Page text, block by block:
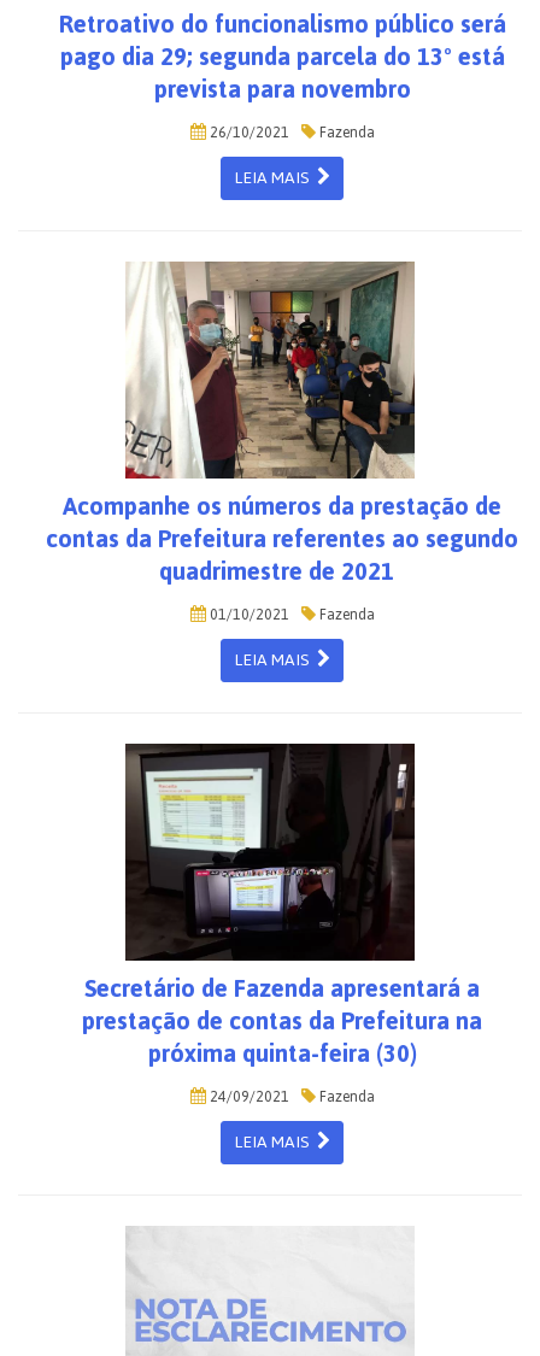
Retroativo do funcionalismo público será
pago dia 29; segunda parcela do 13º está
prevista para novembro
26/10/2021 Fazenda
LEIA MAIS
Acompanhe os números da prestação de
contas da Prefeitura referentes ao segundo
quadrimestre de 2021
01/10/2021 Fazenda
LEIA MAIS
Secretário de Fazenda apresentará a
prestação de contas da Prefeitura na
próxima quinta-feira (30)
24/09/2021 Fazenda
LEIA MAIS